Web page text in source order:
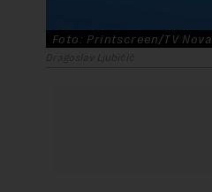
Foto: Printscreen/TV Nova